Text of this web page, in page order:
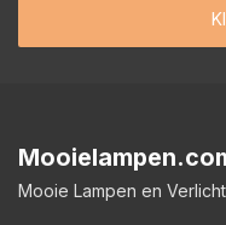
Mooie Lampen en